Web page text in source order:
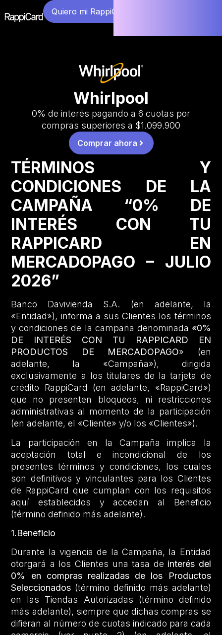
Quiero mi RappiCard
Whirlpool
0% de interés pagando a 6 cuotas por
compras superiores a $1.099.900
Comprar ahora
TÉRMINOS Y
CONDICIONES DE LA
CAMPAÑA “0% DE
INTERÉS CON TU
RAPPICARD EN
MERCADOPAGO – JULIO
2026”
Banco Davivienda S.A. (en adelante, la
«Entidad»), informa a sus Clientes los términos
y condiciones de la campaña denominada «0%
DE INTERÉS CON TU RAPPICARD EN
PRODUCTOS DE MERCADOPAGO» (en
adelante, la «Campaña»), dirigida
exclusivamente a los titulares de la tarjeta de
crédito RappiCard (en adelante, «RappiCard»)
que no presenten bloqueos, ni restricciones
administrativas al momento de la participación
(en adelante, el «Cliente» y/o los «Clientes»).
La participación en la Campaña implica la
aceptación total e incondicional de los
presentes términos y condiciones, los cuales
son definitivos y vinculantes para los Clientes
de RappiCard que cumplan con los requisitos
aquí establecidos y accedan al Beneficio
(término definido más adelante).
1.Beneficio
Durante la vigencia de la Campaña, la Entidad
otorgará a los Clientes una tasa de interés del
0% en compras realizadas de los Productos
Seleccionados (término definido más adelante)
en las Tiendas Autorizadas (término definido
más adelante), siempre que dichas compras se
difieran al número de cuotas indicado para cada